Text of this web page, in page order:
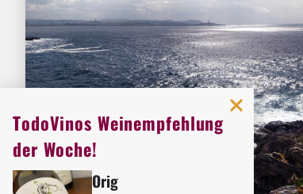
TodoVinos Weinempfehlung
der Woche!
Orig